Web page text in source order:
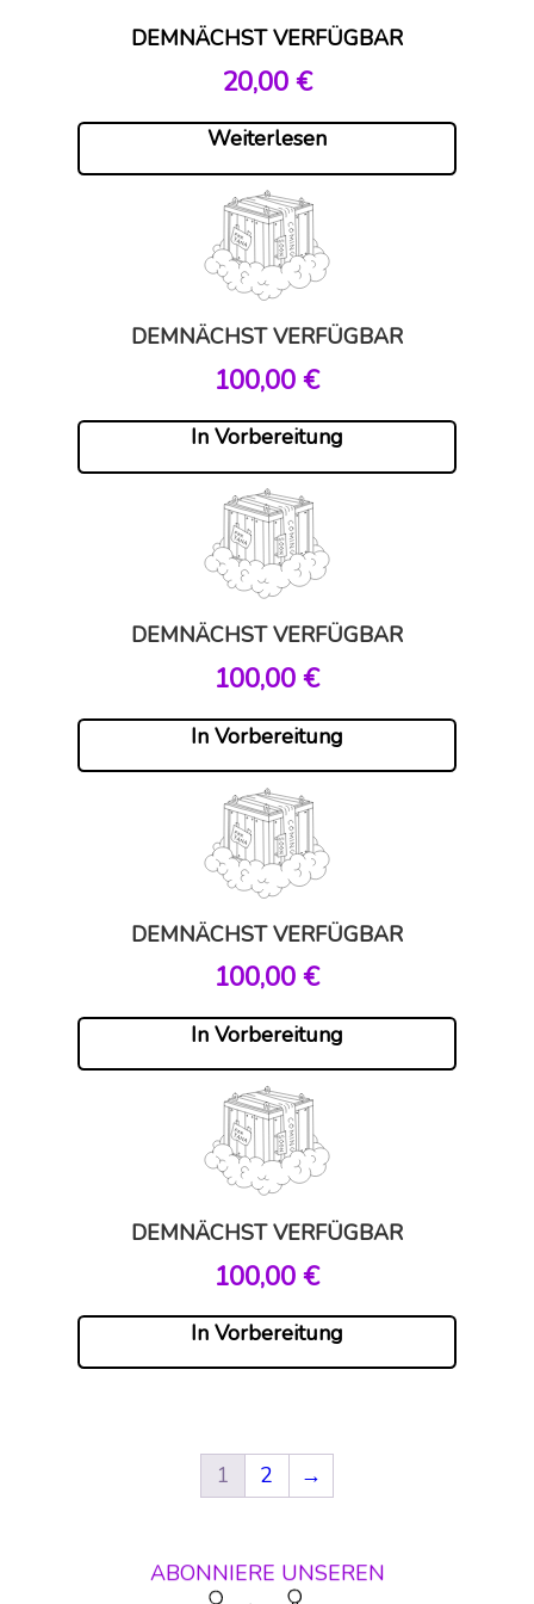
DEMNÄCHST VERFÜGBAR
20,00€
Weiterlesen
DEMNÄCHST VERFÜGBAR
,00 €
In Vorbereitung
DEMNÄCHST VERFÜGBAR
,00 €
In Vorbereitung
DEMNÄCHST VERFÜGBAR
,00 €
In Vorbereitung
DEMNÄCHST VERFÜGBAR
,00 €
In Vorbereitung
1 2 →
ABONNIERE UNSEREN